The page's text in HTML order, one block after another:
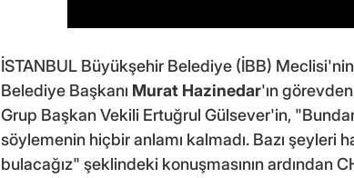
İSTANBUL Büyükşehir Belediye (İBB)
Belediye Başkanı Murat Hazinedar'ın
Grup Başkan Vekili Ertuğrul Gülsever'in,
söylemenin hiçbir anlamı kalmadı. Bazı şeyleri
bulacağız" şeklindeki konuşmasının ardından